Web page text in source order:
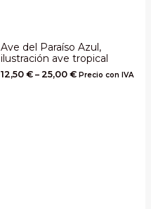
Ave del Paraíso Azul,
ilustración ave tropical
12,50 € – 25,00 € Precio con IVA